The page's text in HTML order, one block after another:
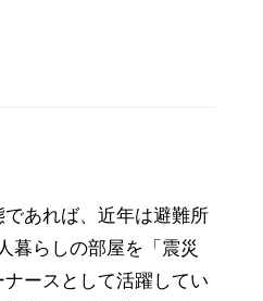
あれば、近年は避難所
暮らしの部屋を「震災
ースとして活躍してい